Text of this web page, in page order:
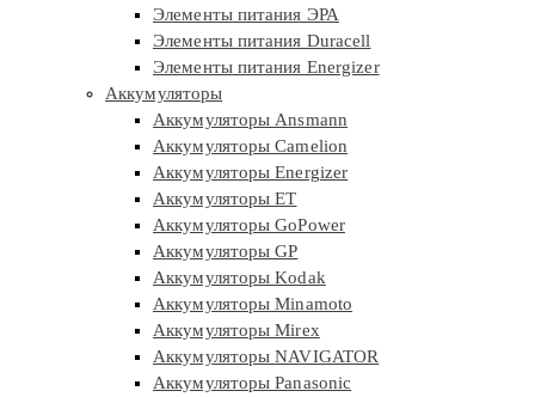
Элементы питания ЭРА
Элементы питания Duracell
Элементы питания Energizer
Аккумуляторы
Аккумуляторы Ansmann
Аккумуляторы Camelion
Аккумуляторы Energizer
Аккумуляторы ET
Аккумуляторы GoPower
Аккумуляторы GP
Аккумуляторы Kodak
Аккумуляторы Minamoto
Аккумуляторы Mirex
Аккумуляторы NAVIGATOR
Аккумуляторы Panasonic